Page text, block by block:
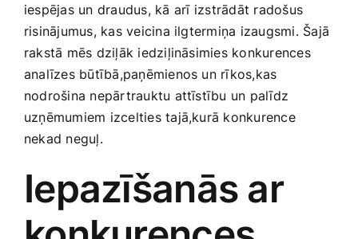
Smaržas, kosmētika
Sports, tūrisms un atpūta
TV un Sadzīves tehnika
iespējas un draudus, kā⁤ arī izstrādāt ​radošus
risinājumus, kas veicina ilgtermiņa izaugsmi. Šajā
rakstā mēs dziļāk iedziļināsimies konkurences
analīzes būtībā,paņēmienos un rīkos,kas
nodrošina nepārtrauktu attīstību un palīdz
uzņēmumiem izcelties tajā,kurā konkurence
nekad ​neguļ.
Iepazīšanās ar